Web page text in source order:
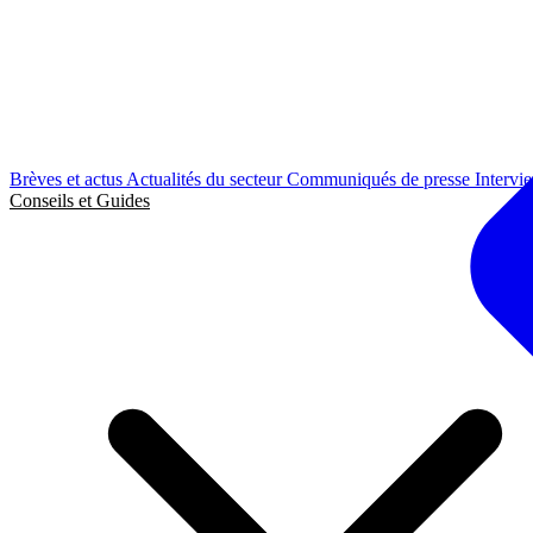
Brèves et actus Actualités du secteurCommuniqués de presse
Conseils et Guides